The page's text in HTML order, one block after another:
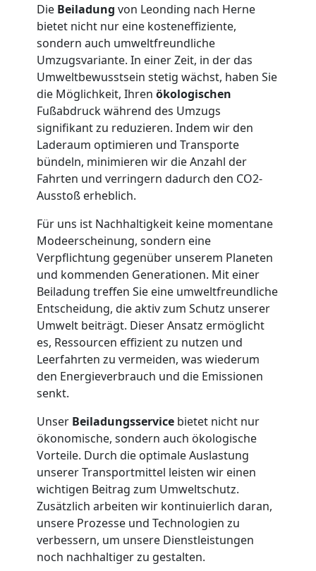
Die Beiladung von Leonding nach Herne
bietet nicht nur eine kosteneffiziente,
sondern auch umweltfreundliche
Umzugsvariante. In einer Zeit, in der das
Umweltbewusstsein stetig wächst, haben Sie
die Möglichkeit, Ihren ökologischen
Fußabdruck während des Umzugs
signifikant zu reduzieren. Indem wir den
Laderaum optimieren und Transporte
bündeln, minimieren wir die Anzahl der
Fahrten und verringern dadurch den CO2-
Ausstoß erheblich.
Für uns ist Nachhaltigkeit keine momentane
Modeerscheinung, sondern eine
Verpflichtung gegenüber unserem Planeten
und kommenden Generationen. Mit einer
Beiladung treffen Sie eine umweltfreundliche
Entscheidung, die aktiv zum Schutz unserer
Umwelt beiträgt. Dieser Ansatz ermöglicht
es, Ressourcen effizient zu nutzen und
Leerfahrten zu vermeiden, was wiederum
den Energieverbrauch und die Emissionen
senkt.
Unser Beiladungsservice bietet nicht nur
ökonomische, sondern auch ökologische
Vorteile. Durch die optimale Auslastung
unserer Transportmittel leisten wir einen
wichtigen Beitrag zum Umweltschutz.
Zusätzlich arbeiten wir kontinuierlich daran,
unsere Prozesse und Technologien zu
verbessern, um unsere Dienstleistungen
noch nachhaltiger zu gestalten.
LKW
Möbellift
Leonding
Übersiedlung
Leonding
Klaviertransport
Leonding
Privatumzug
Leonding
Tresortransport
Leonding
Umzug